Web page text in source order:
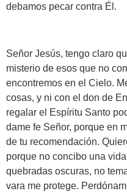
debamos pecar contra Él.
Señor Jesús, tengo claro
misterio de esos que no
encontremos en el Cielo.
cosas, y ni con el don de
regalar el Espíritu Santo
dame fe Señor, porque en
de tu recomendación.
porque no concibo una
quebradas oscuras, no
vara me protege.